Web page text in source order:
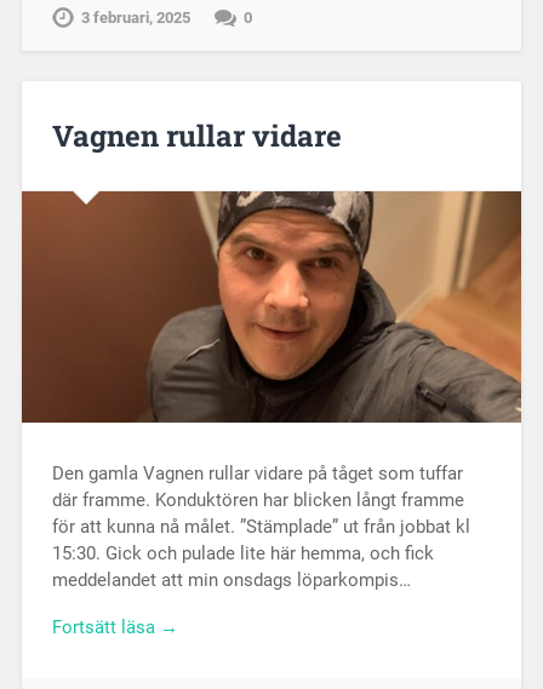
3 februari, 2025 0
Vagnen rullar vidare
Den gamla Vagnen rullar vidare på tåget som tuffar
där framme. Konduktören har blicken långt framme
för att kunna nå målet. ”Stämplade” ut från jobbat kl
15:30. Gick och pulade lite här hemma, och fick
meddelandet att min onsdags löparkompis…
Fortsätt läsa →